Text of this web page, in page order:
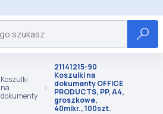
Koszulki
na
dokumenty
21141215-90
Koszulki na
dokumenty OFFICE
PRODUCTS, PP, A4,
groszkowe,
40mikr., 100szt.